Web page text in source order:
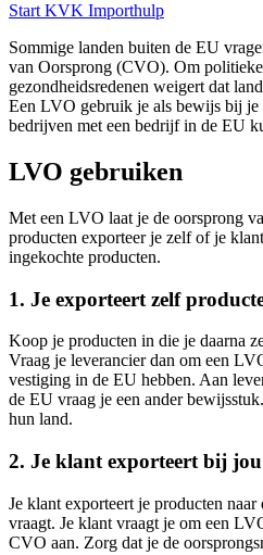
Start KVK Importhulp
Sommige landen buiten de EU
van Oorsprong (CVO). Om
gezondheidsredenen weigert dat
Een LVO gebruik je als bewijs bij
bedrijven met een bedrijf in de EU
LVO gebruiken
Met een LVO laat je de oorsprong
producten exporteer je zelf of je
ingekochte producten.
1. Je exporteert zelf
Koop je producten in die je daarna
Vraag je leverancier dan om een
vestiging in de EU hebben. Aan
de EU vraag je een ander
hun land.
2. Je klant exporteert bij
Je klant exporteert je producten
vraagt. Je klant vraagt je om een
CVO aan. Zorg dat je de